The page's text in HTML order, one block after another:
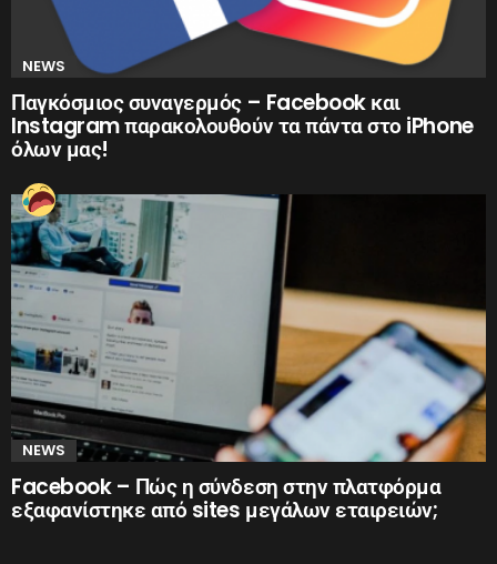
NEWS
Παγκόσμιος συναγερμός – Facebook και
Instagram παρακολουθούν τα πάντα στο iPhone
όλων μας!
NEWS
Facebook – Πώς η σύνδεση στην πλατφόρμα
εξαφανίστηκε από sites μεγάλων εταιρειών;